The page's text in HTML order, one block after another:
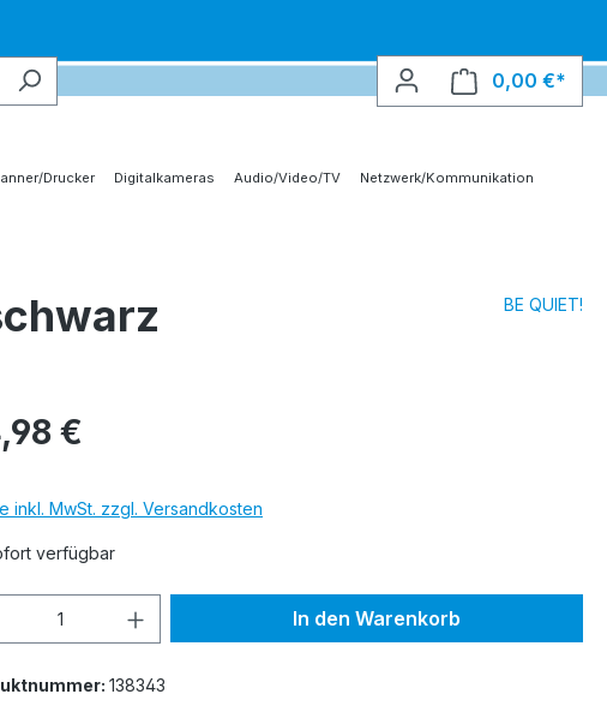
0,00 €*
Drucker Digitalkameras Audio/Video/TV Netzwerk/Kommunikation
BE QUIET!
€
inkl. MwSt. zzgl. Versandkosten
verfügbar
Anzahl: Gib den gewünschten Wert
In den Warenkorb
138343